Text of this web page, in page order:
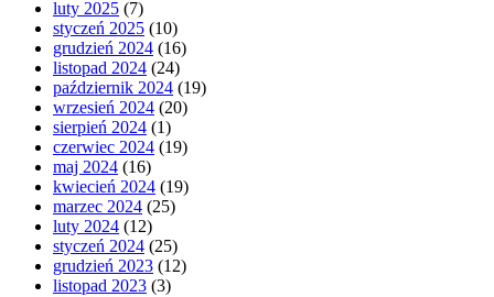
luty 2025 (7)
styczeń 2025 (10)
grudzień 2024 (16)
listopad 2024 (24)
październik 2024 (19)
wrzesień 2024 (20)
sierpień 2024 (1)
czerwiec 2024 (19)
maj 2024 (16)
kwiecień 2024 (19)
marzec 2024 (25)
luty 2024 (12)
styczeń 2024 (25)
grudzień 2023 (12)
listopad 2023 (3)